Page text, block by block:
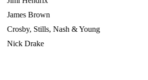
James Brown
Crosby, Stills, Nash & Young
Nick Drake